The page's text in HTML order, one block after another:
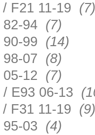
F21 11-19 (7)
82-94 (7)
90-99 (14)
98-07 (8)
05-12 (7)
/ E93 06-13
F31 11-19 (9)
95-03 (4)